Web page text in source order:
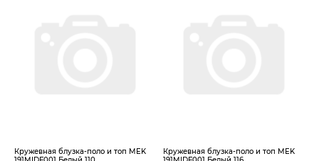
Кружевная блузка-поло и топ MEK
Кружевная блузка-поло и топ MEK